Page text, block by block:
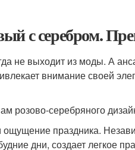
с серебром.
не выходит из моды. А
внимание своей
розово-серебряного
ощущение праздника.
дни, создает легкое